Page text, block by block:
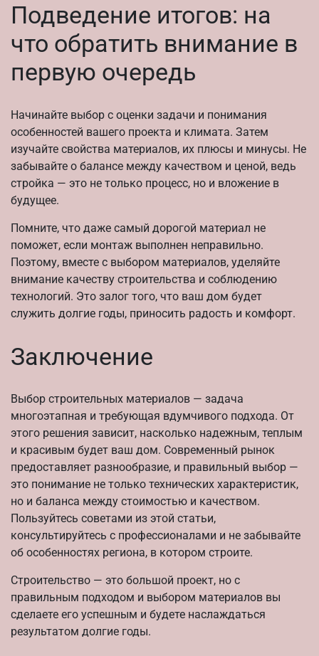
Подведение итогов: на
что обратить внимание в
первую очередь
Начинайте выбор с оценки задачи и понимания
особенностей вашего проекта и климата. Затем
изучайте свойства материалов, их плюсы и минусы. Не
забывайте о балансе между качеством и ценой, ведь
стройка — это не только процесс, но и вложение в
будущее.
Помните, что даже самый дорогой материал не
поможет, если монтаж выполнен неправильно.
Поэтому, вместе с выбором материалов, уделяйте
внимание качеству строительства и соблюдению
технологий. Это залог того, что ваш дом будет
служить долгие годы, приносить радость и комфорт.
Заключение
Выбор строительных материалов — задача
многоэтапная и требующая вдумчивого подхода. От
этого решения зависит, насколько надежным, теплым
и красивым будет ваш дом. Современный рынок
предоставляет разнообразие, и правильный выбор —
это понимание не только технических характеристик,
но и баланса между стоимостью и качеством.
Пользуйтесь советами из этой статьи,
консультируйтесь с профессионалами и не забывайте
об особенностях региона, в котором строите.
Строительство — это большой проект, но с
правильным подходом и выбором материалов вы
сделаете его успешным и будете наслаждаться
результатом долгие годы.